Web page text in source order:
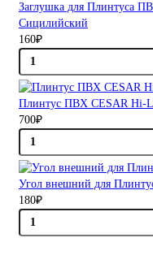
Заглушка для Плинтуса
Сицилийский
160₽
Плинтус ПВХ CESAR Hi-
700₽
Угол внешний для
180₽